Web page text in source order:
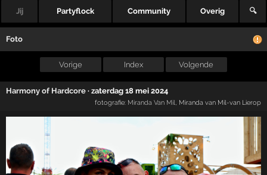
Jij Partyflock Community Overig 🔍
Foto
Vorige Index Volgende
Harmony of Hardcore ·zaterdag 18 mei 2024
fotografie: Miranda Van Mil , Miranda van Mil-van Lierop